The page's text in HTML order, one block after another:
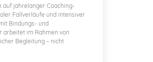
auf jahrelanger Coaching-
Fallverläufe und intensiver
Bindungs- und
arbeitet im Rahmen von
Begleitung – nicht